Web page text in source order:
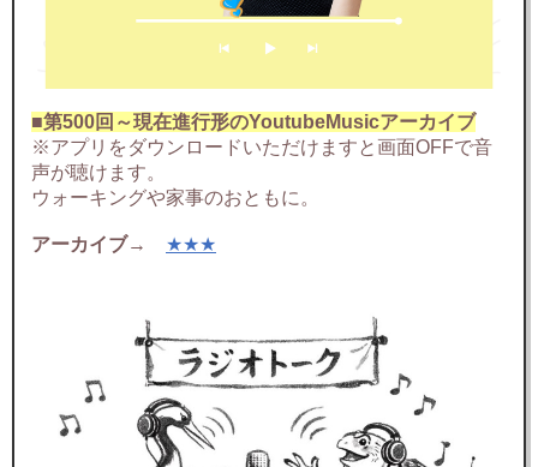
■第500回～現在進行形のYoutubeMusicアーカイブ
※アプリをダウンロードいただけますと画面OFFで音
声が聴けます。
ウォーキングや家事のおともに。
アーカイブ→ ★★★